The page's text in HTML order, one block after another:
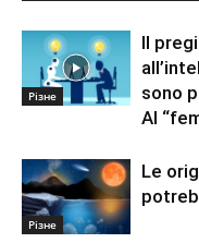
Різне
Il
sono
AI
Різне
Le